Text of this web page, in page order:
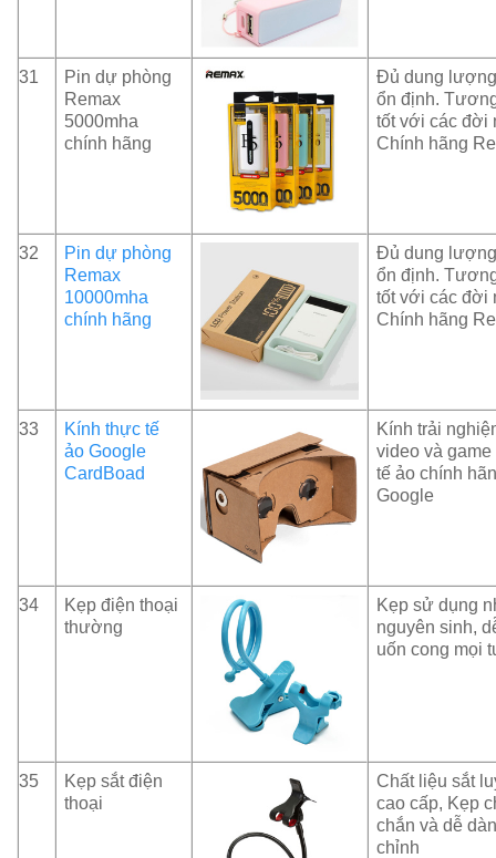
31
Pin dự phòng
Remax
5000mha
chính hãng
Đủ dung
ổn định.
tốt với các đời
Chính hãng
32
Pin dự phòng
Remax
10000mha
chính hãng
Đủ dung
ổn định.
tốt với các đời
Chính hãng
33
Kính thực tế
ảo Google
CardBoad
Kính trải
video và
tế ảo chính
Google
34
Kẹp điện thoại
thường
Kẹp sử dụng
nguyên sinh,
uốn cong mọi
35
Kẹp sắt điện
thoại
Chất liệu sắt
cao cấp, Kẹp
chắn và dễ
chỉnh